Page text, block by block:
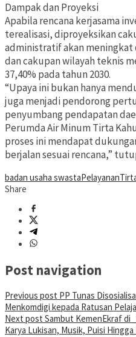
Dampak dan Proyeksi
Apabila rencana kerjasama
terealisasi, diproyeksikan
administratif akan meningkat
dan cakupan wilayah teknis
37,40% pada tahun 2030.
“Upaya ini bukan hanya
juga menjadi pendorong
penyumbang pendapatan
Perumda Air Minum Tirta
proses ini mendapat
berjalan sesuai rencana,”
badan usaha swastaPelayanan
Share
Post navigation
Previous post PP Tunas
Menkomdigi kepada Ratusan
Next post Sambut KemenEkraf di
Karya Lukisan, Musik, Puisi